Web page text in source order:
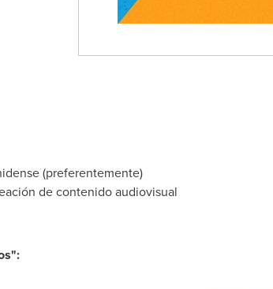
(preferentemente)
de contenido audiovisual